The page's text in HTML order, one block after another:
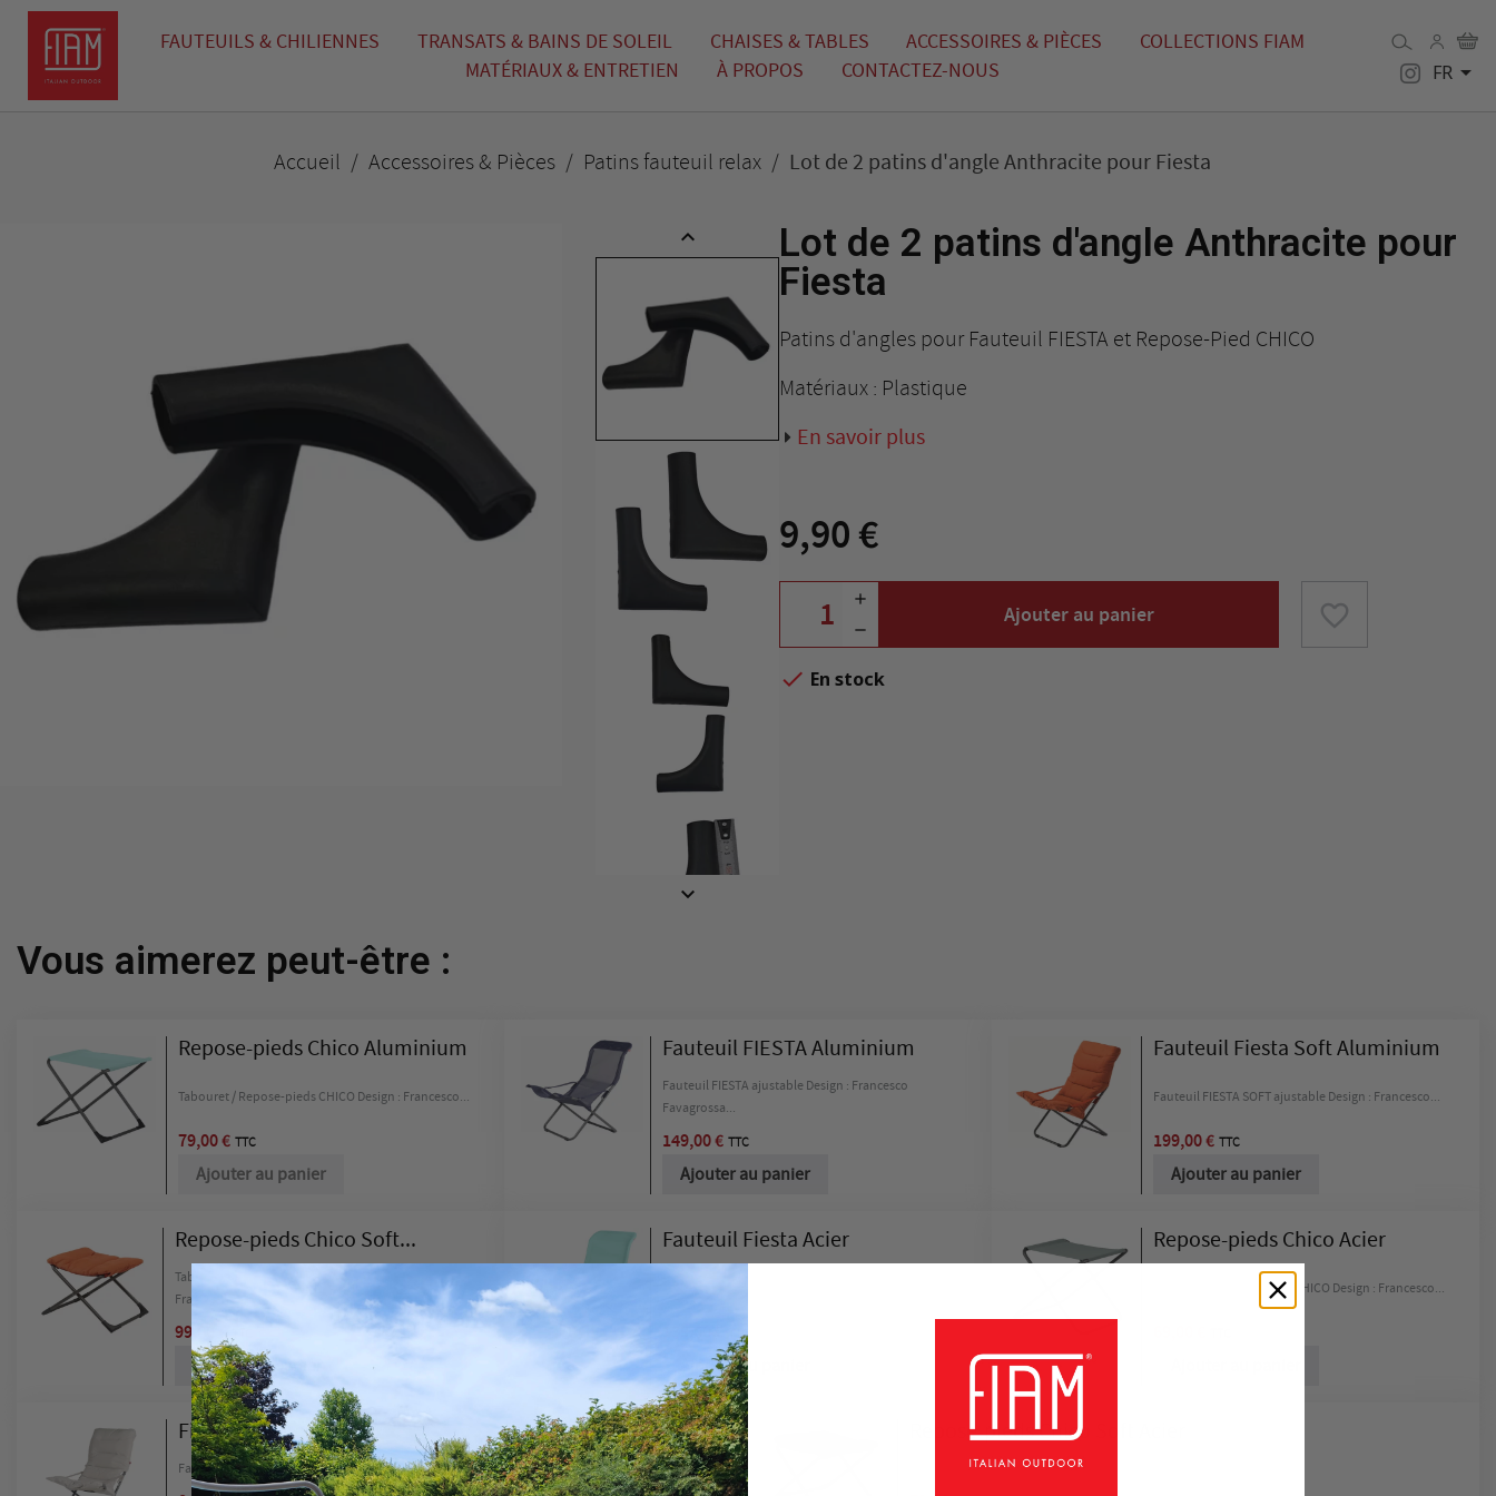
FAUTEUILS & CHILIENNES TRANSATS & BAINS DE SOLEIL CHAISES & TABLES ACCESSOIRES & PIÈCES
COLLECTIONS FIAM
MATÉRIAUX & ENTRETIEN
À PROPOS CONTACTEZ-NOUS FR 
Accueil Accessoires & Pièces Patins fauteuil relax Lot de 2 patins d'angle Anthracite pour Fiesta


Lot de 2 patins d'angle Anthracite pour
Fiesta
Patins d'angles pour Fauteuil FIESTA et Repose-Pied CHICO
Matériaux : Plastique
En savoir plus
9,90 €
Ajouter au panier favorite_border
 En stock
Vous aimerez peut-être :
Repose-pieds Chico Aluminium
Tabouret / Repose-pieds CHICO Design : Francesco...
79,00 € TTC
Ajouter au panier
Fauteuil FIESTA Aluminium
Fauteuil FIESTA ajustable Design : Francesco
Favagrossa...
149,00 € TTC
Ajouter au panier
Fauteuil Fiesta Soft Aluminium
Fauteuil FIESTA SOFT ajustable Design : Francesco...
199,00 € TTC
Ajouter au panier
Repose-pieds Chico Soft...
Tabouret / Repose-pieds CHICO SOFT Design :
Francesco...
99,00 € TTC
Ajouter au panier
Fauteuil Fiesta Acier
Fauteuil FIESTA ajustable Design : Francesco
TTC
Ajouter au panier
Repose-pieds Chico Acier
Tabouret / Repose-pieds CHICO Design : Francesco...
Fiesta Soft Acier
Fauteuil FIESTA SOFT ajustable Design : Francesco...
Repose-pieds Chico Soft Acier
Tabouret / Repose-pieds CHICO SOFT Design : Francesco...